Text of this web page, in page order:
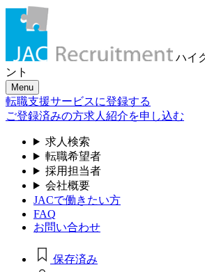
ハイ
ント
Menu
転職支援サービスに登録する
ご登録済みの方求人紹介を申し込む
求人検索
転職希望者
採用担当者
会社概要
JACで働きたい方
FAQ
お問い合わせ
保存済み